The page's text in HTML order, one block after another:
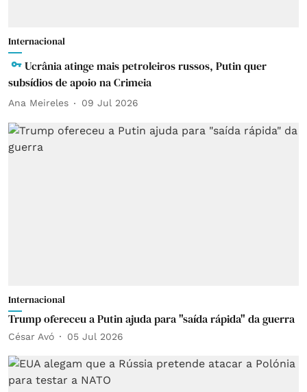
Internacional
Ucrânia atinge mais petroleiros russos, Putin quer
subsídios de apoio na Crimeia
Ana Meireles 09 Jul 2026
Internacional
Trump ofereceu a Putin ajuda para "saída rápida" da guerra
César Avó 05 Jul 2026